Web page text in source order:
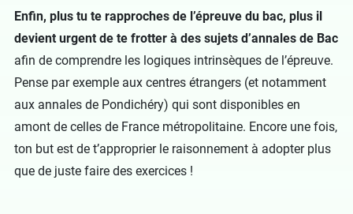
Enfin, plus tu te rapproches de l’épreuve du bac, plus il
devient urgent de te frotter à des sujets d’annales de Bac
afin de comprendre les logiques intrinsèques de l’épreuve.
Pense par exemple aux centres étrangers (et notamment
aux annales de Pondichéry) qui sont disponibles en
amont de celles de France métropolitaine. Encore une fois,
ton but est de t’approprier le raisonnement à adopter plus
que de juste faire des exercices !